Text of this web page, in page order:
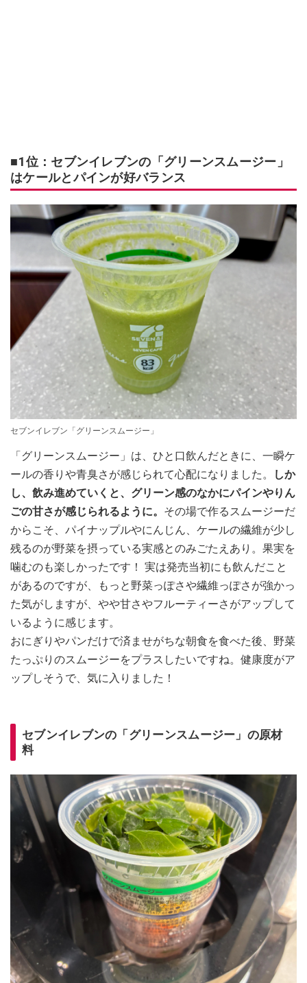
■1位：セブンイレブンの「グリーンスムージー」
はケールとパインが好バランス
セブンイレブン「グリーンスムージー」
「グリーンスムージー」は、ひと口飲んだときに、一瞬ケ
ールの香りや青臭さが感じられて心配になりました。
しか
し、飲み進めていくと、グリーン感のなかにパインやりん
ごの甘さが感じられるように。 その場で作るスムージーだ
からこそ、パイナップルやにんじん、ケールの繊維が少し
残るのが野菜を摂っている実感とのみごたえあり。果実を
噛むのも楽しかったです！ 実は発売当初にも飲んだこと
があるのですが、もっと野菜っぽさや繊維っぽさが強かっ
た気がしますが、やや甘さやフルーティーさがアップして
いるように感じます。
おにぎりやパンだけで済ませがちな朝食を食べた後、野菜
たっぷりのスムージーをプラスしたいですね。健康度がア
ップしそうで、気に入りました！
セブンイレブンの「グリーンスムージー」の原材
料